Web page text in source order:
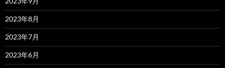
2023年8月
2023年7月
2023年6月